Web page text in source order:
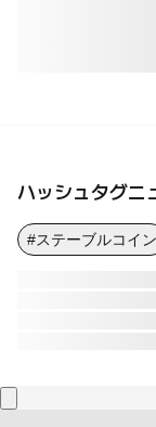
ハッシュタグニ
#ステーブルコイン